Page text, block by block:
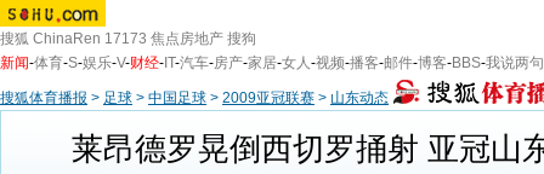
搜狐 ChinaRen 17173 焦点房地产 搜狗
新闻-体育-S-娱乐-V-财经- IT-汽车-房产-家居-女人-视频-播客-邮件-博客-BBS-我说两句
搜狐体育播报 > 足球 > 中国足球 > 2009亚冠联赛 > 山东动态
莱昂德罗晃倒西切罗捅射 亚冠山